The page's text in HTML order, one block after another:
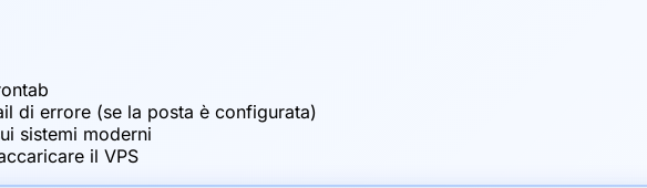
di errore (se la posta è configurata)
sistemi moderni
il VPS